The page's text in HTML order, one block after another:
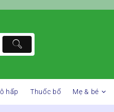
hấp Thuốc bổ Mẹ & bé